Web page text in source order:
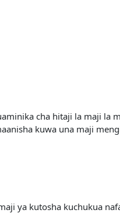
cha hitaji la maji
kuwa una maji
ya kutosha kuchukua